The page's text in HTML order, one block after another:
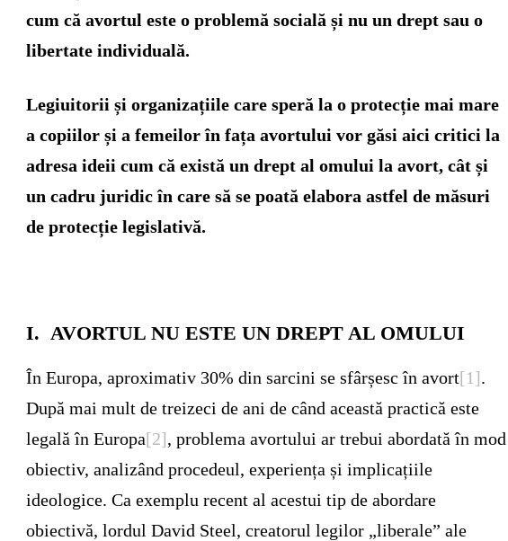
cum că avortul este o problemă socială și nu un drept sau o
libertate individuală.
Legiuitorii și organizațiile care speră la o protecție mai mare
a copiilor și a femeilor în fața avortului vor găsi aici critici la
adresa ideii cum că există un drept al omului la avort, cât și
un cadru juridic în care să se poată elabora astfel de măsuri
de protecție legislativă.
I. AVORTUL NU ESTE UN DREPT AL OMULUI
În Europa, aproximativ 30% din sarcini se sfârșesc în avort[1].
După mai mult de treizeci de ani de când această practică este
legală în Europa[2], problema avortului ar trebui abordată în mod
obiectiv, analizând procedeul, experiența și implicațiile
ideologice. Ca exemplu recent al acestui tip de abordare
obiectivă, lordul David Steel, creatorul legilor „liberale” ale